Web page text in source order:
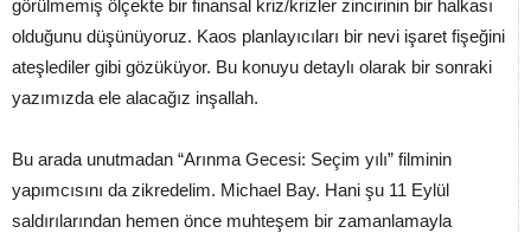
görülmemiş ölçekte bir finansal kriz/krizler zincirinin bir halkası
olduğunu düşünüyoruz. Kaos planlayıcıları bir nevi işaret fişeğini
ateşlediler gibi gözüküyor. Bu konuyu detaylı olarak bir sonraki
yazımızda ele alacağız inşallah.
Bu arada unutmadan “Arınma Gecesi: Seçim yılı” filminin
yapımcısını da zikredelim. Michael Bay. Hani şu 11 Eylül
saldırılarından hemen önce muhteşem bir zamanlamayla